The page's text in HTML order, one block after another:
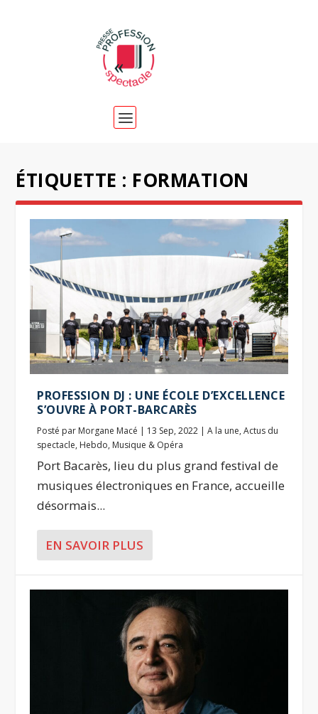
ÉTIQUETTE : FORMATION
PROFESSION DJ : UNE ÉCOLE D’EXCELLENCE
S’OUVRE À PORT-BARCARÈS
Posté par Morgane Macé | 13 Sep, 2022 |A la une,Actus du
spectacle, Hebdo, Musique & Opéra
Port Bacarès, lieu du plus grand festival de
musiques électroniques en France, accueille
désormais...
EN SAVOIR PLUS